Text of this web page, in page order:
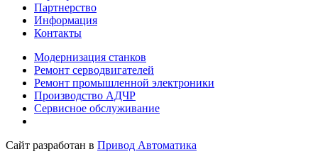
Партнерство
Информация
Контакты
Модернизация станков
Ремонт серводвигателей
Ремонт промышленной электроники
Производство АДЧР
Сервисное обслуживание
Сайт разработан в Привод Автоматика